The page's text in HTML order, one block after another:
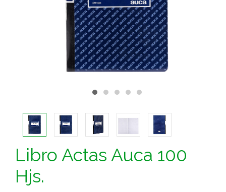
Libro Actas Auca 100
Hjs.